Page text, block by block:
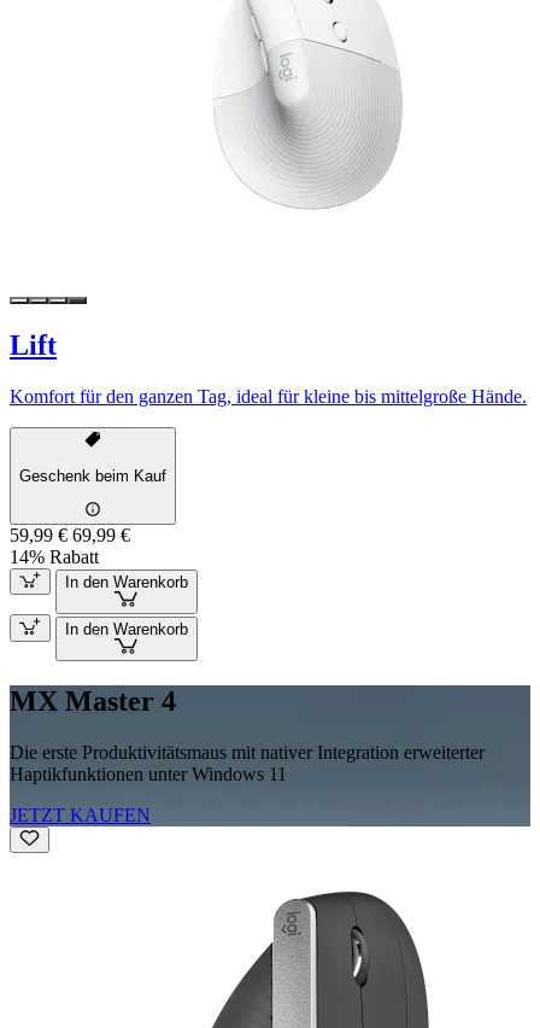
Lift
Komfort für den ganzen Tag, ideal für kleine bis mittelgroße Hände.
Geschenk beim Kauf
59,99 € 69,99 €
14% Rabatt
In den Warenkorb
In den Warenkorb
MX Master 4
Die erste Produktivitätsmaus mit nativer Integration erweiterter
Haptikfunktionen unter Windows 11
JETZT KAUFEN